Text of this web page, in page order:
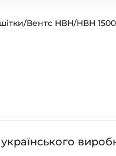
/Вентс НВН/НВН